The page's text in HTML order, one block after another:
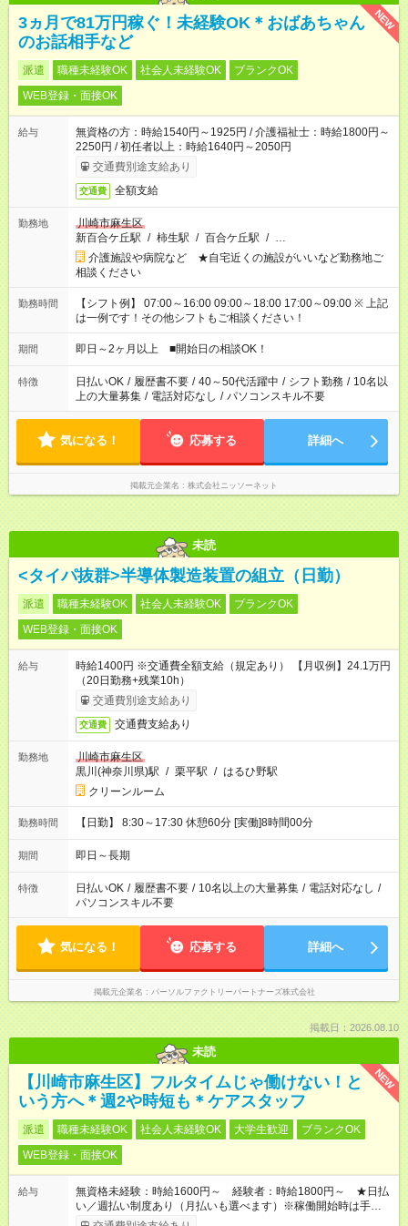
NEW
3ヵ月で81万円稼ぐ！未経験OK＊おばあちゃん
のお話相手など
派遣 職種未経験OK 社会人未経験OK
ブランクOK
WEB登録・面接OK
給与
無資格の方：時給1540円～1925円 / 介護福祉士：時給1800円～
2250円 / 初任者以上：時給1640円～2050円
交通費別途支給あり
交通費 全額支給
勤務地
川崎市麻生区
新百合ケ丘駅 / 柿生駅 / 百合ケ丘駅 / …
介護施設や病院など ★自宅近くの施設がいいなど勤務地ご
相談ください
勤務時間
【シフト例】 07:00～16:00 09:00～18:00 17:00～09:00 ※ 上記
は一例です！その他シフトもご相談ください！
期間 即日～2ヶ月以上 ■開始日の相談OK！
特徴 日払いOK / 履歴書不要 / 40～50代活躍中 / シフト勤務 / 10名以
上の大量募集 / 電話対応なし / パソコンスキル不要
気になる！ 応募する 詳細へ
掲載元企業名 株式会社ニッソーネット
未読
<タイパ抜群>半導体製造装置の組立（日勤）
派遣 職種未経験OK 社会人未経験OK
ブランクOK
WEB登録・面接OK
給与
時給1400円 ※交通費全額支給（規定あり） 【月収例】24.1万円
（20日勤務+残業10h）
交通費別途支給あり
交通費 交通費支給あり
勤務地
川崎市麻生区
黒川(神奈川県)駅 / 栗平駅 / はるひ野駅
クリーンルーム
勤務時間 【日勤】 8:30～17:30 休憩60分 [実働]8時間00分
期間 即日～長期
特徴 日払いOK / 履歴書不要 / 10名以上の大量募集 / 電話対応なし /
パソコンスキル不要
気になる！ 応募する 詳細へ
掲載元企業名 パーソルファクトリーパートナーズ株式会社
掲載日：2026.08.10
未読
NEW
【川崎市麻生区】フルタイムじゃ働けない！と
いう方へ＊週2や時短も＊ケアスタッフ
派遣 職種未経験OK 社会人未経験OK 大学生歓迎
ブランクOK
WEB登録・面接OK
給与
無資格未経験：時給1600円～ 経験者：時給1800円～ ★日払
い／週払い制度あり（月払いも選べます）※稼働開始時は手続き
完了次第のお支払いとなります。